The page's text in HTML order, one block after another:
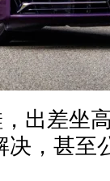
出差坐
，甚至